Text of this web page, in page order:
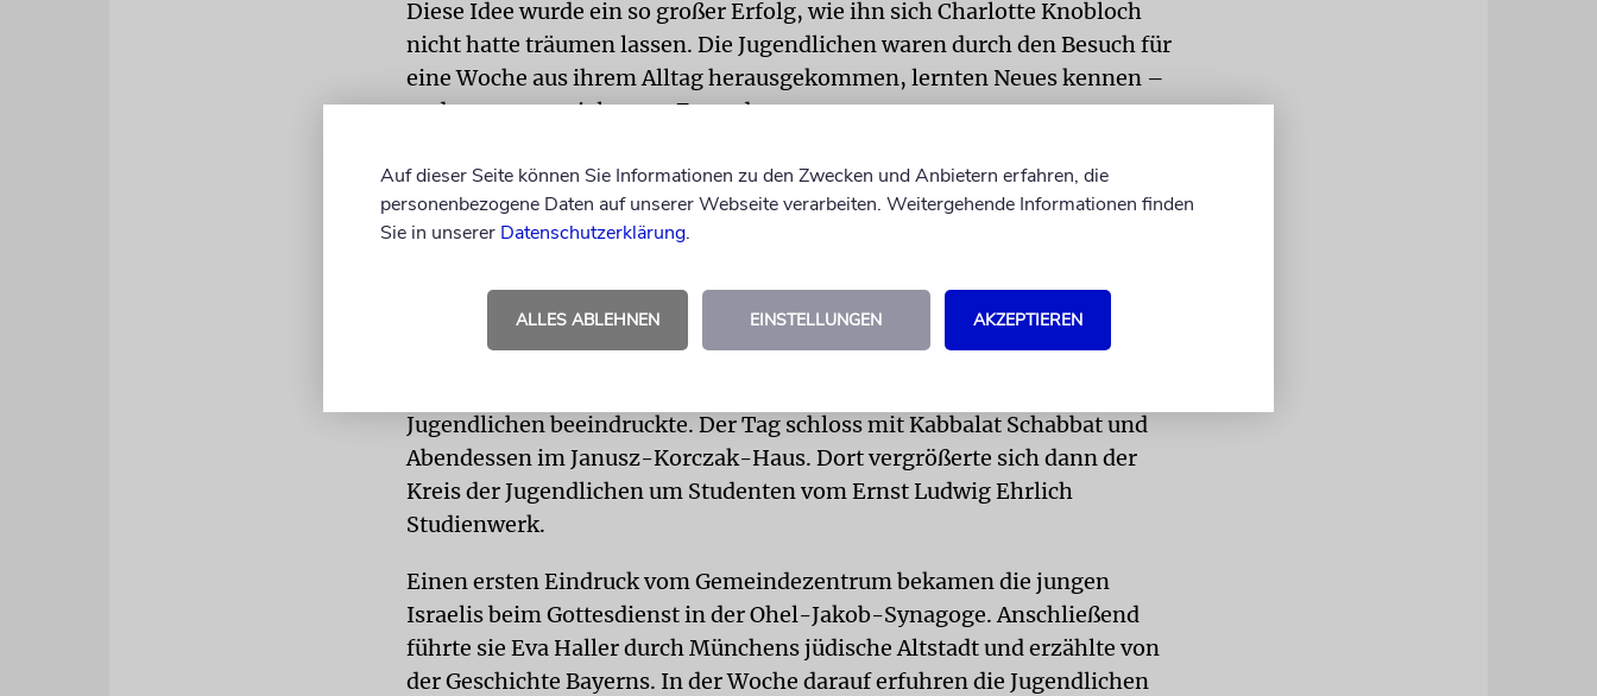
Diese Idee wurde ein so großer Erfolg, wie ihn sich Charlotte Knobloch
nicht hatte träumen lassen. Die Jugendlichen waren durch den Besuch für
eine Woche aus ihrem Alltag herausgekommen, lernten Neues kennen –
und gewannen viele neue Freunde.
Der Aufruf der EJKA an mögliche Münchner Gastfamilien, die für eine
Woche einen Jugendlichen aufnehmen sollten, stieß auf offene Ohren. Am
11. Juli war es dann so weit: Die Gäste kamen am Münchner Flughafen an.
KABBALAT SCHABBATAm Folgetag gab es für die Gäste einen Empfang im
Israelischen Generalkonsulat. Anschließend nahmen sie an einer
Jugendlichen beeindruckte. Der Tag schloss mit Kabbalat Schabbat und
Abendessen im Janusz-Korczak-Haus. Dort vergrößerte sich dann der
Kreis der Jugendlichen um Studenten vom Ernst Ludwig Ehrlich
Studienwerk.
Einen ersten Eindruck vom Gemeindezentrum bekamen die jungen
Israelis beim Gottesdienst in der Ohel-Jakob-Synagoge. Anschließend
führte sie Eva Haller durch Münchens jüdische Altstadt und erzählte von
der Geschichte Bayerns. In der Woche darauf erfuhren die Jugendlichen
Auf dieser Seite können Sie Informationen zu den Zwecken und Anbietern erfahren, die
personenbezogene Daten auf unserer Webseite verarbeiten. Weitergehende Informationen finden
Sie in unserer Datenschutzerklärung.
ALLES ABLEHNEN EINSTELLUNGEN AKZEPTIEREN